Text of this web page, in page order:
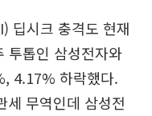
딥시크 충격도 현재
투톱인 삼성전자와
4.17% 하락했다.
세 무역인데 삼성전